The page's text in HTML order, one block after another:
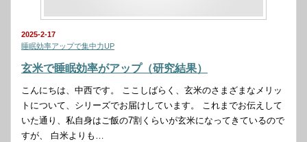
2025-2-17
睡眠効率アップで集中力UP
玄米で睡眠効率がアップ（研究結果）
こんにちは、中西です。 ここしばらく、玄米のさまざまなメリッ
トについて、シリーズでお届けしています。 これまでお伝えして
いた通り、私自身はご飯の7割くらいが玄米になってきているので
すが、 白米よりも…